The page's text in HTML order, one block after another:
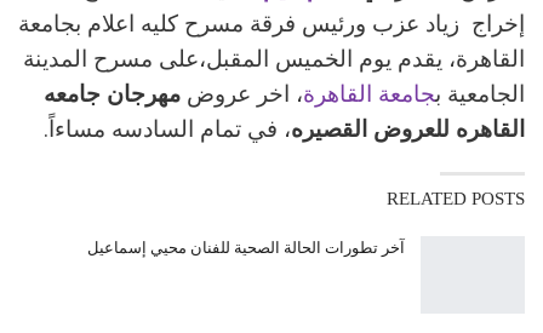
WhatsApp
Pinterest
البريد الالكتروني
إخراج زياد عزب ورئيس فرقة مسرح كليه اعلام بجامعة
القاهرة، يقدم يوم الخميس المقبل،على مسرح المدينة
الجامعية بجامعة القاهرة، اخر عروض مهرجان جامعه
القاهره للعروض القصيره، في تمام السادسه مساءاً.
RELATED POSTS
آخر تطورات الحالة الصحية للفنان محيي إسماعيل